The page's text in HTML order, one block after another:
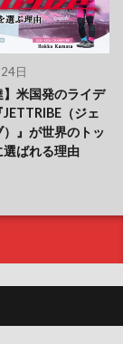
日
】米国発のライデ
（ジェ
）』が世界のトッ
ばれる理由